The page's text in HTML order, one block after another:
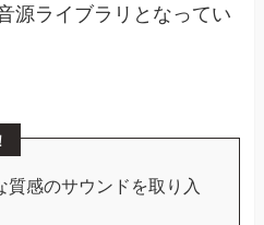
源ライブラリとなってい
質感のサウンドを取り入